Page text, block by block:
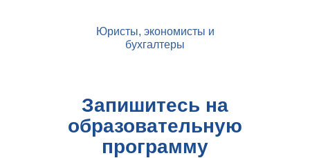
Юристы, экономисты и
бухгалтеры
Запишитесь на
образовательную
программу